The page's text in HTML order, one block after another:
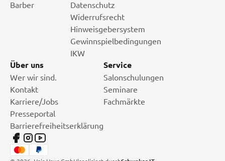
Barber
Datenschutz
Widerrufsrecht
Hinweisgebersystem
Gewinnspielbedingungen
IKW
Über uns
Wer wir sind.
Kontakt
Karriere/Jobs
Presseportal
Barrierefreiheitserklärung
Service
Salonschulungen
Seminare
Fachmärkte